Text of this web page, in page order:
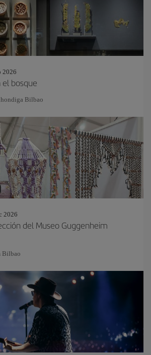
2026
el bosque
Bilbao
2026
del Museo Guggenheim
Bilbao